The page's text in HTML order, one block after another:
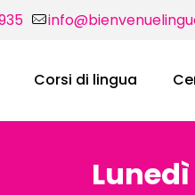
Corsi di lingua